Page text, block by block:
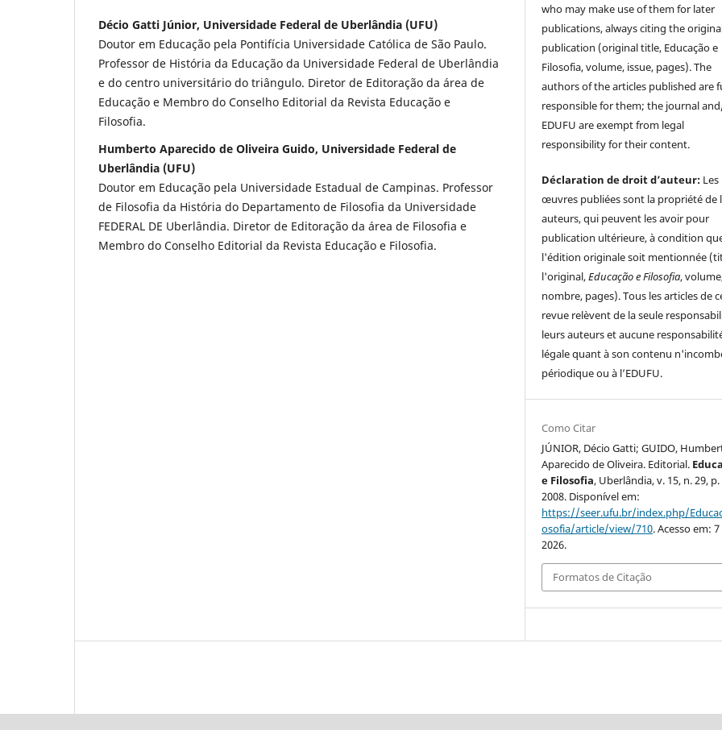
Décio Gatti Júnior, Universidade Federal de Uberlândia (UFU)
Doutor em Educação pela Pontifícia Universidade Católica de São Paulo.
Professor de História da Educação da Universidade Federal de Uberlândia
e do centro universitário do triângulo. Diretor de Editoração da área de
Educação e Membro do Conselho Editorial da Revista Educação e
Filosofia.
Humberto Aparecido de Oliveira Guido, Universidade Federal de
Uberlândia (UFU)
Doutor em Educação pela Universidade Estadual de Campinas. Professor
de Filosofia da História do Departamento de Filosofia da Universidade
FEDERAL DE Uberlândia. Diretor de Editoração da área de Filosofia e
Membro do Conselho Editorial da Revista Educação e Filosofia.
who may make use of them for later
publications, always citing the
publication (original title, Educação e
Filosofia, volume, issue, pages). The
authors of the articles published are
responsible for them; the journal
EDUFU are exempt from legal
responsibility for their content.
Déclaration de droit d’auteur: Les
œuvres publiées sont la propriété de
auteurs, qui peuvent les avoir pour
publication ultérieure, à condition
l'édition originale soit mentionnée
l'original,Educação e Filosofia,
nombre, pages). Tous les articles de
revue relèvent de la seule
leurs auteurs et aucune
légale quant à son contenu
périodique ou à l’EDUFU.
Como Citar
JÚNIOR, Décio Gatti; GUIDO,
Aparecido de Oliveira. Editorial.
e Filosofia, Uberlândia, v. 15, n. 29, p.
2008. Disponível em:
https://seer.ufu.br/index.php/
osofia/article/view/710. Acesso em:
2026.
Formatos de Citação